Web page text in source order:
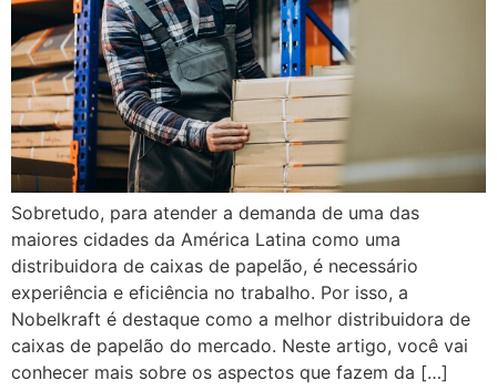
Sobretudo, para atender a demanda de uma das
maiores cidades da América Latina como uma
distribuidora de caixas de papelão, é necessário
experiência e eficiência no trabalho. Por isso, a
Nobelkraft é destaque como a melhor distribuidora de
caixas de papelão do mercado. Neste artigo, você vai
conhecer mais sobre os aspectos que fazem da […]